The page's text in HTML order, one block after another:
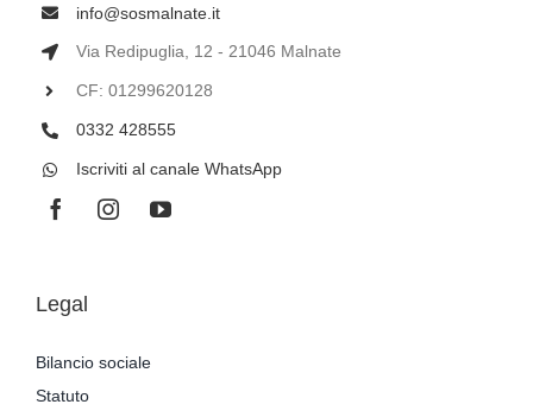
info@sosmalnate.it
Via Redipuglia, 12 - 21046 Malnate
CF: 01299620128
0332 428555
Iscriviti al canale WhatsApp
Legal
Bilancio sociale
Statuto